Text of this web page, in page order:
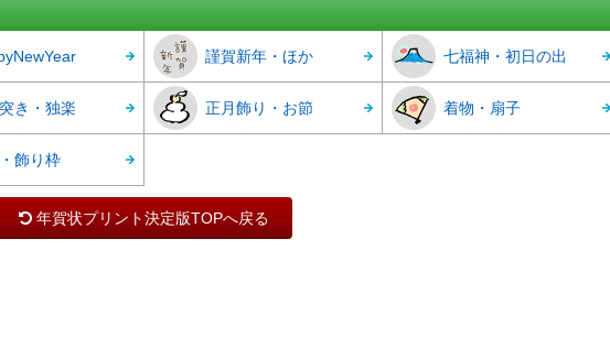
謹賀新年・ほか 七福神・初日の出
き・独楽 正月飾り・お節 着物・扇子
飾り枠
年賀状プリント決定版TOPへ戻る